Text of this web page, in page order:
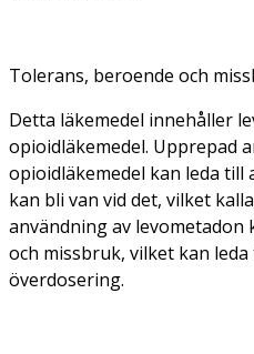
Tolerans, beroende och
Detta läkemedel innehåller
opioidläkemedel. Upprepad
opioidläkemedel kan leda till
kan bli van vid det, vilket
användning av levometadon
och missbruk, vilket kan
överdosering.